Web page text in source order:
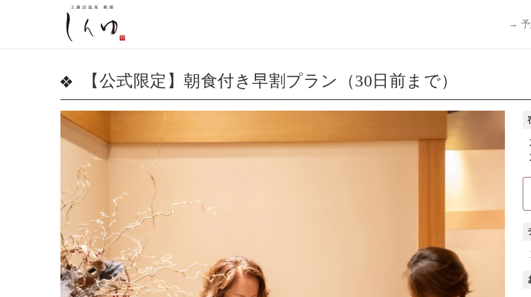
→ 予
【公式限定】朝食付き早割プラン（30日前まで）